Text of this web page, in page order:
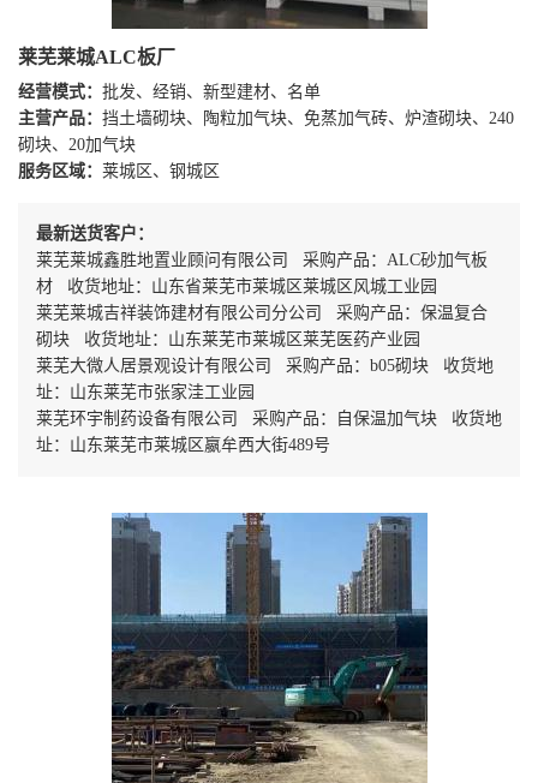
莱芜莱城ALC板厂
经营模式： 批发、经销、新型建材、名单
主营产品： 挡土墙砌块、陶粒加气块、免蒸加气砖、炉渣砌块、240
砌块、20加气块
服务区域： 莱城区、钢城区
最新送货客户：
莱芜莱城鑫胜地置业顾问有限公司 采购产品：ALC砂加气板
材 收货地址：山东省莱芜市莱城区莱城区风城工业园
莱芜莱城吉祥装饰建材有限公司分公司 采购产品：保温复合
砌块 收货地址：山东莱芜市莱城区莱芜医药产业园
莱芜大微人居景观设计有限公司 采购产品：b05砌块 收货地
址：山东莱芜市张家洼工业园
莱芜环宇制药设备有限公司 采购产品：自保温加气块 收货地
址：山东莱芜市莱城区嬴牟西大街489号